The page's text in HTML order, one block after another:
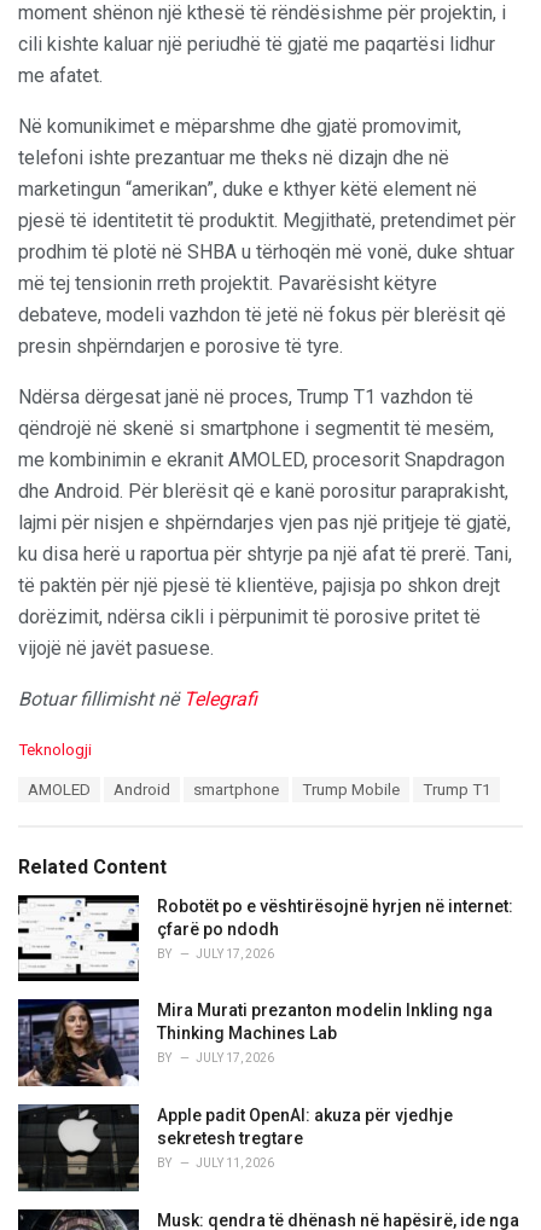
moment shënon një kthesë të rëndësishme për projektin, i
cili kishte kaluar një periudhë të gjatë me paqartësi lidhur
me afatet.
Në komunikimet e mëparshme dhe gjatë promovimit,
telefoni ishte prezantuar me theks në dizajn dhe në
marketingun “amerikan”, duke e kthyer këtë element në
pjesë të identitetit të produktit. Megjithatë, pretendimet për
prodhim të plotë në SHBA u tërhoqën më vonë, duke shtuar
më tej tensionin rreth projektit. Pavarësisht këtyre
debateve, modeli vazhdon të jetë në fokus për blerësit që
presin shpërndarjen e porosive të tyre.
Ndërsa dërgesat janë në proces, Trump T1 vazhdon të
qëndrojë në skenë si smartphone i segmentit të mesëm,
me kombinimin e ekranit AMOLED, procesorit Snapdragon
dhe Android. Për blerësit që e kanë porositur paraprakisht,
lajmi për nisjen e shpërndarjes vjen pas një pritjeje të gjatë,
ku disa herë u raportua për shtyrje pa një afat të prerë. Tani,
të paktën për një pjesë të klientëve, pajisja po shkon drejt
dorëzimit, ndërsa cikli i përpunimit të porosive pritet të
vijojë në javët pasuese.
Botuar fillimisht në Telegrafi
C
o
r
i
e
s
:
Teknologji
:
AMOLED Android smartphone Trump Mobile Trump T1
Related Content
Robotët po e vështirësojnë hyrjen në internet:
çfarë po ndodh
BY JULY 17, 2026
Mira Murati prezanton modelin Inkling nga
Thinking Machines Lab
BY JULY 17, 2026
Apple padit OpenAI: akuza për vjedhje
sekretesh tregtare
BY JULY 11, 2026
Musk: qendra të dhënash në hapësirë, ide nga